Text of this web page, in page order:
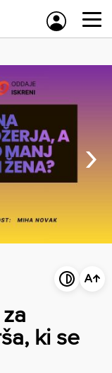
›
ki se